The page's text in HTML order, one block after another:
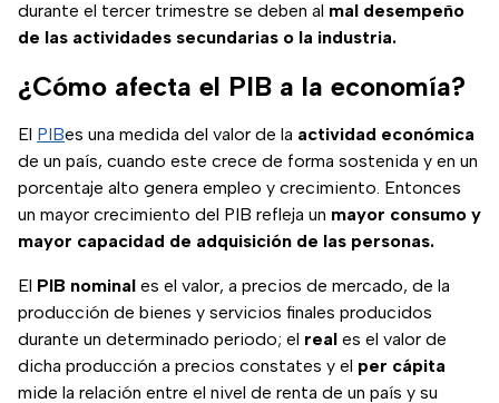
durante el tercer trimestre se deben al mal desempeño
de las actividades secundarias o la industria.
¿Cómo afecta el PIB a la economía?
El PIBes una medida del valor de la actividad económica
de un país, cuando este crece de forma sostenida y en un
porcentaje alto genera empleo y crecimiento. Entonces
un mayor crecimiento del PIB refleja un mayor consumo y
mayor capacidad de adquisición de las personas.
El PIB nominal es el valor, a precios de mercado, de la
producción de bienes y servicios finales producidos
durante un determinado periodo; el real es el valor de
dicha producción a precios constates y el per cápita
mide la relación entre el nivel de renta de un país y su